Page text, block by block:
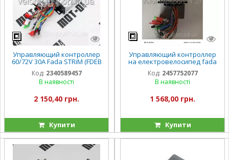
Управляющий контроллер
60/72V 30A Fada STRiM (FDEB
08LA-60)
Код: 2340589457
В наявності
2 150,40 грн.
Купити
Управляющий контроллер
на електровелосипед fada
Лідо 48V/20A
Код: 2457752077
В наявності
1 568,00 грн.
Купити